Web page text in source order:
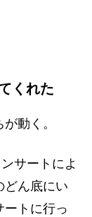
くれた
動く。
サートによ
どん底にい
ートに行っ